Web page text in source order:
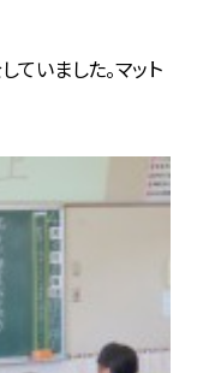
ていました。マット